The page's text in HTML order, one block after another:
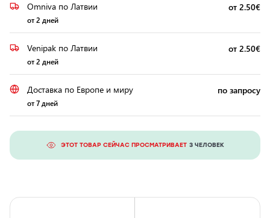
Omniva по Латвии
от 2 дней
от 2.50€
Venipak по Латвии
от 2 дней
от 2.50€
Доставка по Европе и миру
от 7 дней
по запросу
ЭТОТ ТОВАР СЕЙЧАС ПРОСМАТРИВАЕТ 3 ЧЕЛОВЕК